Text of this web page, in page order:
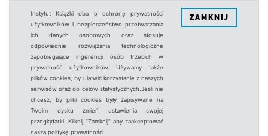
Instytut Książki dba o ochronę prywatności
użytkowników i bezpieczeństwo przetwarzania
ich danych osobowych oraz stosuje
odpowiednie rozwiązania technologiczne
zapobiegające ingerencji osób trzecich w
prywatność użytkowników. Używamy także
plików cookies, by ułatwić korzystanie z naszych
serwisów oraz do celów statystycznych.Jeśli nie
chcesz, by pliki cookies były zapisywane na
Twoim dysku zmień ustawienia swojej
przeglądarki. Kliknij "Zamknij" aby zaakceptować
naszą politykę prywatności.
ZAMKNIJ